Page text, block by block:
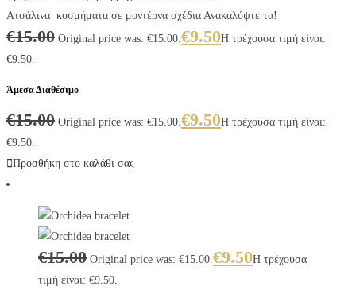
Ατσάλινα κοσμήματα σε μοντέρνα σχέδια Ανακαλύψτε τα!
€15.00 Original price was: €15.00.€9.50Η τρέχουσα τιμή είναι:
€9.50.
Άμεσα Διαθέσιμο
€15.00 Original price was: €15.00.€9.50Η τρέχουσα τιμή είναι:
€9.50.
Προσθήκη στο καλάθι σας
€15.00 Original price was: €15.00.€9.50Η τρέχουσα
τιμή είναι: €9.50.